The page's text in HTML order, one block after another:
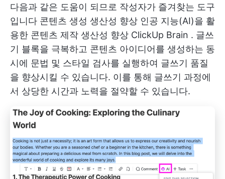
다음과 같은 도움이 되므로 작성자가 즐겨찾는 도구
입니다 콘텐츠 생성 생산성 향상 인공 지능(AI)을 활
용한 콘텐츠 제작 생산성 향상 ClickUp Brain . 글쓰
기 블록을 극복하고 콘텐츠 아이디어를 생성하는 동
시에 문법 및 스타일 검사를 실행하여 글쓰기 품질
을 향상시킬 수 있습니다. 이를 통해 글쓰기 과정에
서 상당한 시간과 노력을 절약할 수 있습니다.